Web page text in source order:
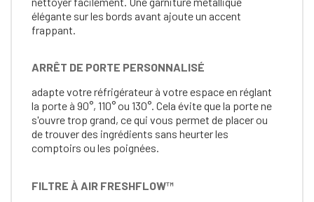
élégante sur les bords avant ajoute un accent
frappant.
ARRÊT DE PORTE PERSONNALISÉ
adapte votre réfrigérateur à votre espace en réglant
la porte à 90°, 110° ou 130°. Cela évite que la porte ne
s'ouvre trop grand, ce qui vous permet de placer ou
de trouver des ingrédients sans heurter les
comptoirs ou les poignées.
FILTRE À AIR FRESHFLOW™